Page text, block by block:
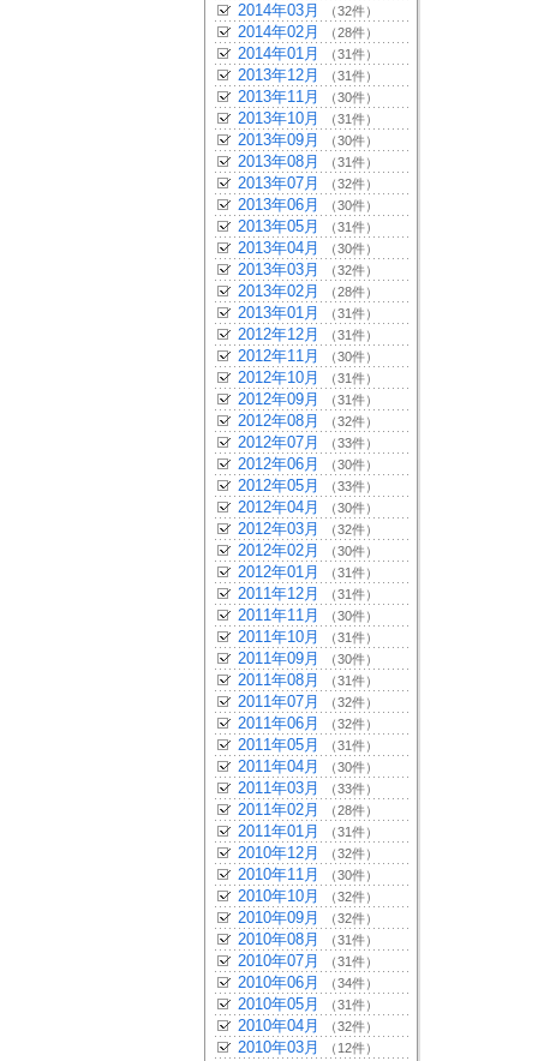
2014年03月 （32件）
2014年02月 （28件）
2014年01月 （31件）
2013年12月 （31件）
2013年11月 （30件）
2013年10月 （31件）
2013年09月 （30件）
2013年08月 （31件）
2013年07月 （32件）
2013年06月 （30件）
2013年05月 （31件）
2013年04月 （30件）
2013年03月 （32件）
2013年02月 （28件）
2013年01月 （31件）
2012年12月 （31件）
2012年11月 （30件）
2012年10月 （31件）
2012年09月 （31件）
2012年08月 （32件）
2012年07月 （33件）
2012年06月 （30件）
2012年05月 （33件）
2012年04月 （30件）
2012年03月 （32件）
2012年02月 （30件）
2012年01月 （31件）
2011年12月 （31件）
2011年11月 （30件）
2011年10月 （31件）
2011年09月 （30件）
2011年08月 （31件）
2011年07月 （32件）
2011年06月 （32件）
2011年05月 （31件）
2011年04月 （30件）
2011年03月 （33件）
2011年02月 （28件）
2011年01月 （31件）
2010年12月 （32件）
2010年11月 （30件）
2010年10月 （32件）
2010年09月 （32件）
2010年08月 （31件）
2010年07月 （31件）
2010年06月 （34件）
2010年05月 （31件）
2010年04月 （32件）
2010年03月 （12件）